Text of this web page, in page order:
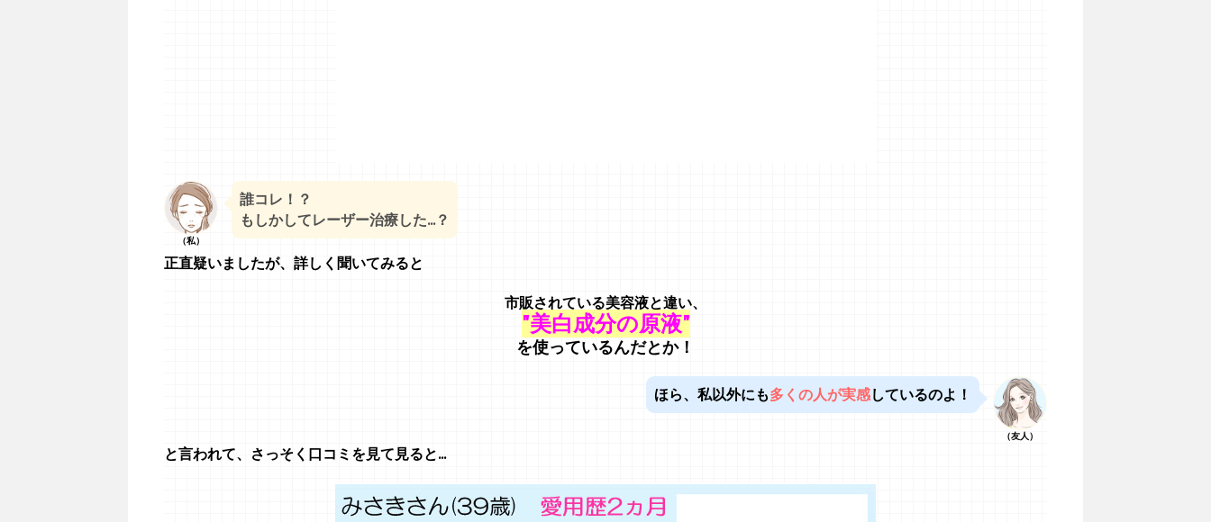
（私）
誰コレ！？
もしかしてレーザー治療した...？
正直疑いましたが、詳しく聞いてみると
市販されている美容液と違い、
"美白成分の原液"
を使っているんだとか！
（友人）
ほら、私以外にも多くの人が実感しているのよ！
と言われて、さっそく口コミを見て見ると...